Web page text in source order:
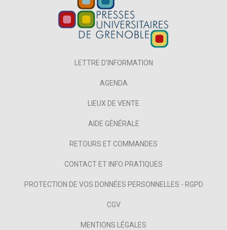
LETTRE D'INFORMATION
AGENDA
LIEUX DE VENTE
AIDE GÉNÉRALE
RETOURS ET COMMANDES
CONTACT ET INFO PRATIQUES
PROTECTION DE VOS DONNÉES PERSONNELLES - RGPD
CGV
MENTIONS LÉGALES